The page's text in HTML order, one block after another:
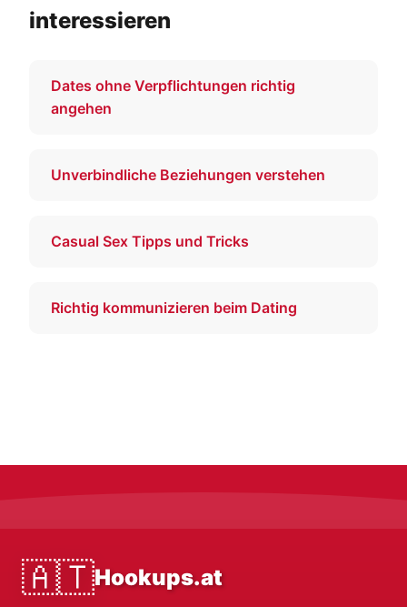
interessieren
Dates ohne Verpflichtungen richtig
angehen
Unverbindliche Beziehungen verstehen
Casual Sex Tipps und Tricks
Richtig kommunizieren beim Dating
🇦🇹Hookups.at